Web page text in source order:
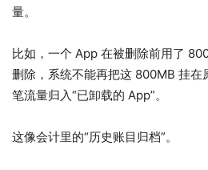
量。
比如，一个 App 在被删除前用了
删除，系统不能再把这 800MB 挂在
笔流量归入“已卸载的 App”。
这像会计里的“历史账目归档”。